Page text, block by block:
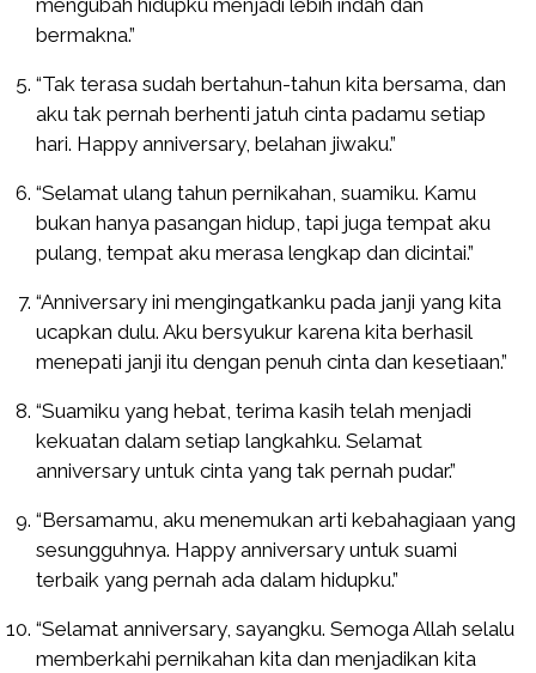
mengubah hidupku menjadi lebih indah dan
bermakna.”
“Tak terasa sudah bertahun-tahun kita bersama, dan
aku tak pernah berhenti jatuh cinta padamu setiap
hari. Happy anniversary, belahan jiwaku.”
“Selamat ulang tahun pernikahan, suamiku. Kamu
bukan hanya pasangan hidup, tapi juga tempat aku
pulang, tempat aku merasa lengkap dan dicintai.”
“Anniversary ini mengingatkanku pada janji yang kita
ucapkan dulu. Aku bersyukur karena kita berhasil
menepati janji itu dengan penuh cinta dan kesetiaan.”
“Suamiku yang hebat, terima kasih telah menjadi
kekuatan dalam setiap langkahku. Selamat
anniversary untuk cinta yang tak pernah pudar.”
“Bersamamu, aku menemukan arti kebahagiaan yang
sesungguhnya. Happy anniversary untuk suami
terbaik yang pernah ada dalam hidupku.”
“Selamat anniversary, sayangku. Semoga Allah selalu
memberkahi pernikahan kita dan menjadikan kita